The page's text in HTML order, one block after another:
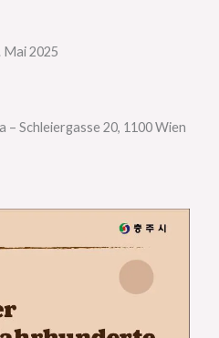
2025
– Schleiergasse 20, 1100 Wien